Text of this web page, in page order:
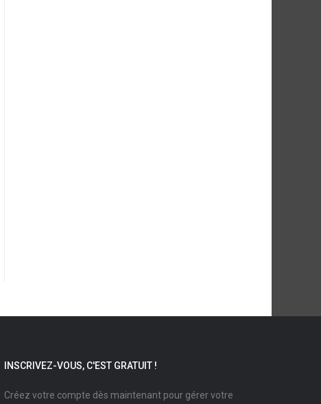
INSCRIVEZ-VOUS, C'EST GRATUIT !
Créez votre compte dès maintenant pour gérer votre